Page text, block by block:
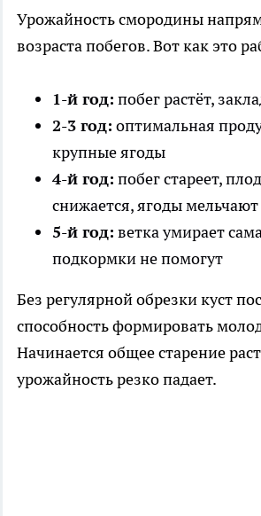
Урожайность смородины
возраста побегов. Вот как это
1-й год: побег растёт,
2-3 год: оптимальная
крупные ягоды
4-й год: побег стареет,
снижается, ягоды мельчают
5-й год: ветка умирает
подкормки не помогут
Без регулярной обрезки куст
способность формировать
Начинается общее старение
урожайность резко падает.